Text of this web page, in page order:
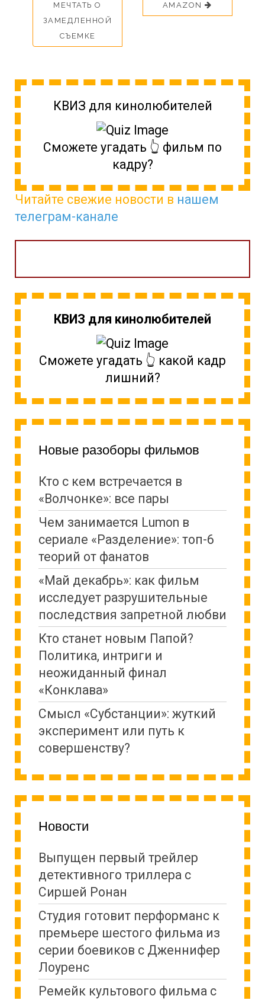
МЕЧТАТЬ О
ЗАМЕДЛЕННОЙ
СЪЕМКЕ
AMAZON
КВИЗ для кинолюбителей
Сможете угадать 👆 фильм по
кадру?
Читайте свежие новости в нашем
телеграм-канале
КВИЗ для кинолюбителей
Сможете угадать 👆 какой кадр
лишний?
Новые разоборы фильмов
Кто с кем встречается в
«Волчонке»: все пары
Чем занимается Lumon в
сериале «Разделение»: топ-6
теорий от фанатов
«Май декабрь»: как фильм
исследует разрушительные
последствия запретной любви
Кто станет новым Папой?
Политика, интриги и
неожиданный финал
«Конклава»
Cмысл «Субстанции»: жуткий
эксперимент или путь к
совершенству?
Новости
Выпущен первый трейлер
детективного триллера с
Сиршей Ронан
Студия готовит перформанс к
премьере шестого фильма из
серии боевиков с Дженнифер
Лоуренс
Ремейк культового фильма с